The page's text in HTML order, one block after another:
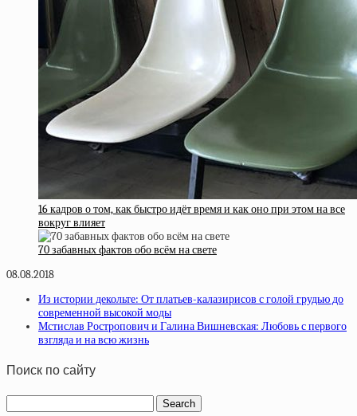
16 кадров о том, как быстро идёт время и как оно при этом на все
вокруг влияет
70 забавных фактов обо всём на свете
08.08.2018
Из истории декольте: От платьев-калазирисов с голой грудью до
современной высокой моды
Мстислав Ростропович и Галина Вишневская: Любовь с первого
взгляда и на всю жизнь
Поиск по сайту